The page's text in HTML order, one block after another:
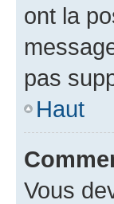
ont la
pas
Haut
Vous